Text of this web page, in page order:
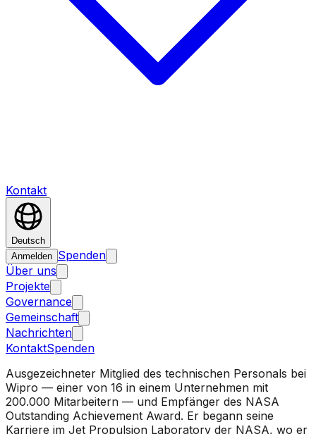
Kontakt
Deutsch
Anmelden Spenden
Über uns
Projekte
Governance
Gemeinschaft
Nachrichten
KontaktSpenden
Ausgezeichneter Mitglied des technischen Personals bei
Wipro — einer von 16 in einem Unternehmen mit
200.000 Mitarbeitern — und Empfänger des NASA
Outstanding Achievement Award. Er begann seine
Karriere im Jet Propulsion Laboratory der NASA, wo er